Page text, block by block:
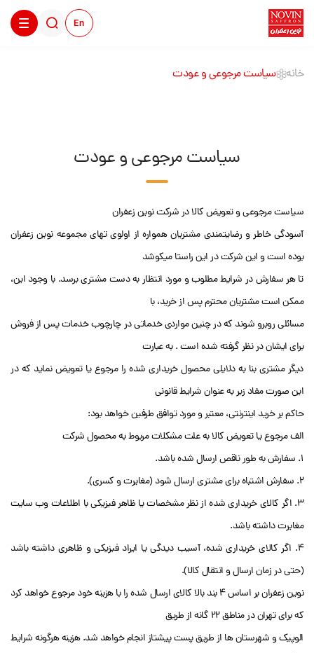
En
خانه سیاست مرجوعی و عودت
سیاست مرجوعی و عودت
سیاست مرجوعی و تعویض کالا در شرکت نوین زعفران
آسودگی خاطر و رضایتمندی مشتریان همواره از اولوی تهای مجموعه نوین زعفران
بوده است و این شرکت در این راستا میکوشد
تا هر سفارش در شرایط مطلوب و مورد انتظار به دست مشتری برسد. با وجود این،
ممکن است مشتریان محترم پس از خرید، با
مسائلی روبرو شوند که در چنین مواردی خدماتی در چارچوب خدمات پس از فروش
برای ایشان در نظر گرفته شده است . به عبارت
دیگر مشتری بنا به دلایلی محصول خریداری شده را مرجوع یا تعویض نماید که در
این صورت مفاد زیر به عنوان شرایط قانونی
حاکم بر خرید اینترنتی، معتبر و مورد توافق طرفین خواهد بود:
الف مرجوع یا تعویض کالا به علت مشکلات مربوط به محصول شرکت
1. سفارش به طور ناقص ارسال شده باشد.
2. سفارش اشتباه برای مشتری ارسال شود (مغایرت و کسری).
3. اگر کالای خریداری شده از نظر مشخصات یا ظاهر فیزیکی با اطلاعات وب سایت
مغایرت داشته باشد.
4. اگر کالای خریداری شده، آسیب دیدگی یا ایراد فیزیکی و ظاهری داشته باشد
(حتی در زمان ارسال و انتقال کالا).
نوین زعفران بر اساس 4 بند بالا کالای ارسال شده را با هزینه خود مرجوع خواهد کرد
که برای تهران در مناطق ۲۲ گانه از طریق
الوپیک و شهرستان ها از طریق پست پیشتاز انجام خواهد شد. هزینه هرگونه شرایط